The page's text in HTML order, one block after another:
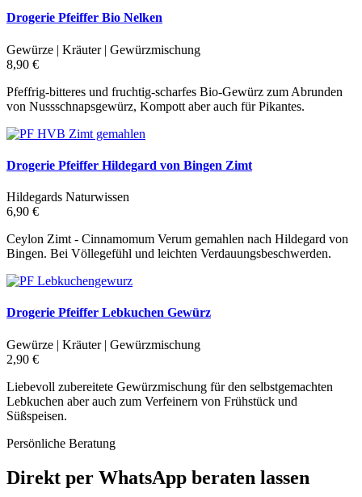
Drogerie Pfeiffer Bio Nelken
Gewürze | Kräuter | Gewürzmischung
8,90 €
Pfeffrig-bitteres und fruchtig-scharfes Bio-Gewürz zum Abrunden
von Nussschnapsgewürz, Kompott aber auch für Pikantes.
Drogerie Pfeiffer Hildegard von Bingen Zimt
Hildegards Naturwissen
6,90 €
Ceylon Zimt - Cinnamomum Verum gemahlen nach Hildegard von
Bingen. Bei Völlegefühl und leichten Verdauungsbeschwerden.
Drogerie Pfeiffer Lebkuchen Gewürz
Gewürze | Kräuter | Gewürzmischung
2,90 €
Liebevoll zubereitete Gewürzmischung für den selbstgemachten
Lebkuchen aber auch zum Verfeinern von Frühstück und
Süßspeisen.
Persönliche Beratung
Direkt per WhatsApp beraten lassen